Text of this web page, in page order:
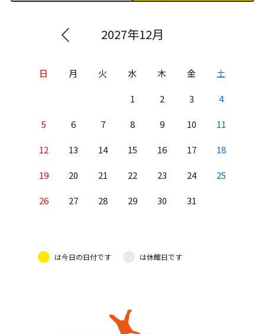
2027年12月
日 月 火 水 木 金 土
1 2 3 4
5 6 7 8 9 10 11
12 13 14 15 16 17 18
19 20 21 22 23 24 25
26 27 28 29 30 31
は今日の日付です は休館日です